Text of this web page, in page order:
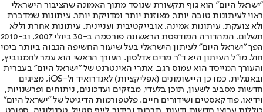
"ישראל היום" הוא גוף תקשורת שנוסד מתוך האמונה שהציבור הישראלי
ראוי לעיתונות טובה יותר, מאוזנת יותר ומדויקת יותר. עיתונות שמדברת
ולא צועקת. עיתונות אמינה, אובייקטיבית ועניינית. עיתונות אחרת וללא
תשלום. המהדורה המודפסת הראשונה פורסמה ב-30 ביולי 2007, וב-2010
הפך "ישראל היום" לעיתון הישראלי בעל שיעור החשיפה הגבוה ביותר בימי
חול. מו"ל העיתון היא ד"ר מרים אדלסון. העורך הראשי הוא עמר לחמנוביץ,
והעורך המייסד הוא עמוס רגב. אתרי האינטרנט של "ישראל היום" בעברית
ובאנגלית, כמו כן היישומונים (אפליקציות) לאנדרואיד ול-iOS, מציגים
חדשות מסביב לשעון, תוכן בלעדי, מבזקים ועדכונים, ניתוחים ופרשנויות,
וידיאו, פודקאסטים ושידורים חיים. פלטפורמות הדיגיטל של "ישראל היום"